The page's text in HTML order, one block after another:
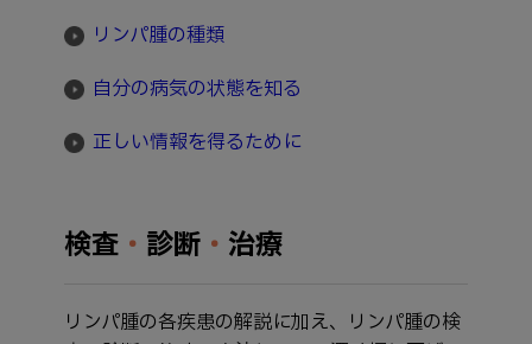
リンパ腫の種類
自分の病気の状態を知る
正しい情報を得るために
検査 ・ 診断 ・ 治療
リンパ腫の各疾患の解説に加え、リンパ腫の検